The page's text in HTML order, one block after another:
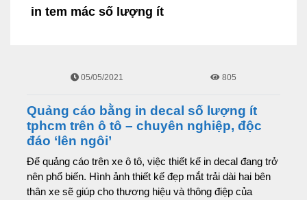
in tem mác số lượng ít
05/05/2021 805
Quảng cáo bằng in decal số lượng ít
tphcm trên ô tô – chuyên nghiệp, độc
đáo ‘lên ngôi’
Để quảng cáo trên xe ô tô, việc thiết kế in decal đang trở
nên phổ biến. Hình ảnh thiết kế đẹp mắt trải dài hai bên
thân xe sẽ giúp cho thương hiệu và thông điệp của